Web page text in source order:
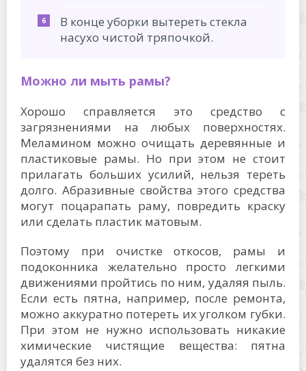
В конце уборки вытереть стекла
насухо чистой тряпочкой.
Можно ли мыть рамы?
Хорошо справляется это средство с
загрязнениями на любых поверхностях.
Меламином можно очищать деревянные и
пластиковые рамы. Но при этом не стоит
прилагать больших усилий, нельзя тереть
долго. Абразивные свойства этого средства
могут поцарапать раму, повредить краску
или сделать пластик матовым.
Поэтому при очистке откосов, рамы и
подоконника желательно просто легкими
движениями пройтись по ним, удаляя пыль.
Если есть пятна, например, после ремонта,
можно аккуратно потереть их уголком губки.
При этом не нужно использовать никакие
химические чистящие вещества: пятна
удалятся без них.